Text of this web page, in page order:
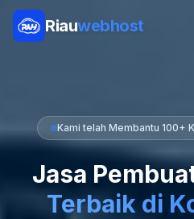
Riauwebhost
Kami telah Membantu 100+
Jasa
Terbaik di